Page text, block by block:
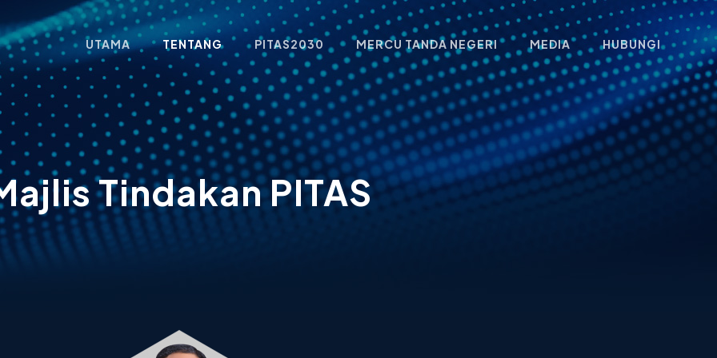
UTAMA TENTANG PITAS2030 MERCU TANDA NEGERI MEDIA HUBUNGI
TindakanPITAS